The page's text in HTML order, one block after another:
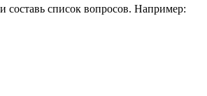
составь список вопросов. Например: